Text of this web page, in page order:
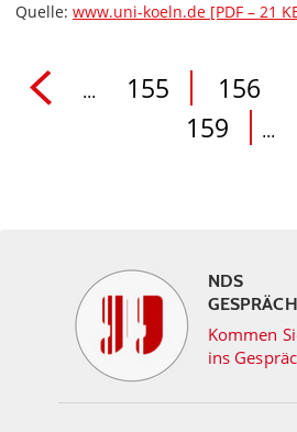
Quelle: www.uni-koeln.de [PDF – 21
... 155 156
159
...
NDS
Kommen
ins